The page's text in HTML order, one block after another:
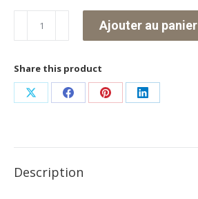
quantité
de
Le
boulanger
Ajouter au panier
Share this product
PartagerPartagerPartagerPartager
Description